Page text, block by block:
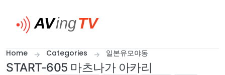
Home Categories 일본유모야동
START-605 마츠나가 아카리